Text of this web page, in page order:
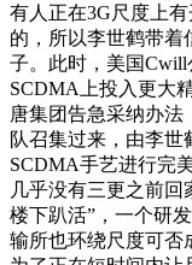
有人正在3G尺度上
的，所以李世鹤带着
子。此时，美国
SCDMA上投入更大
唐集团告急采纳办法
队召集过来，由李
SCDMA手艺进行完
几乎没有三更之前回
楼下趴活”，一个研
输所也环绕尺度可否